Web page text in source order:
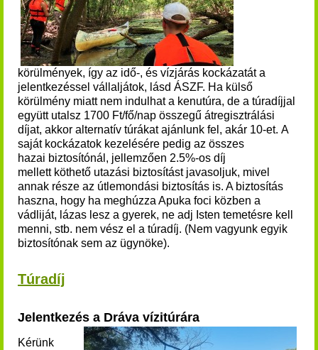
körülmények, így az idő-, és vízjárás kockázatát a
jelentkezéssel vállaljátok, lásd ÁSZF. Ha külső
körülmény miatt nem indulhat a kenutúra, de a túradíjjal
együtt utalsz 1700 Ft/fő/nap összegű átregisztrálási
díjat, akkor alternatív túrákat ajánlunk fel, akár 10-et. A
saját kockázatok kezelésére pedig az összes
hazai biztosítónál, jellemzően 2.5%-os díj
mellett köthető utazási biztosítást javasoljuk, mivel
annak része az útlemondási biztosítás is. A biztosítás
haszna, hogy ha meghúzza Apuka foci közben a
vádliját, lázas lesz a gyerek, ne adj Isten temetésre kell
menni, stb. nem vész el a túradíj. (Nem vagyunk egyik
biztosítónak sem az ügynöke).
Túradíj
Jelentkezés a Dráva vízitúrára
Kérünk